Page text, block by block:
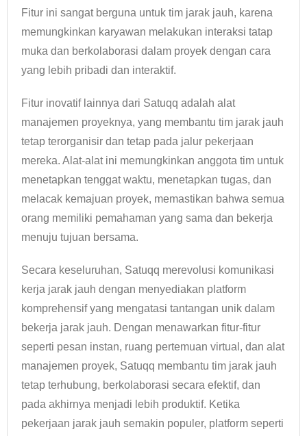
Fitur ini sangat berguna untuk tim jarak jauh, karena
memungkinkan karyawan melakukan interaksi tatap
muka dan berkolaborasi dalam proyek dengan cara
yang lebih pribadi dan interaktif.
Fitur inovatif lainnya dari Satuqq adalah alat
manajemen proyeknya, yang membantu tim jarak jauh
tetap terorganisir dan tetap pada jalur pekerjaan
mereka. Alat-alat ini memungkinkan anggota tim untuk
menetapkan tenggat waktu, menetapkan tugas, dan
melacak kemajuan proyek, memastikan bahwa semua
orang memiliki pemahaman yang sama dan bekerja
menuju tujuan bersama.
Secara keseluruhan, Satuqq merevolusi komunikasi
kerja jarak jauh dengan menyediakan platform
komprehensif yang mengatasi tantangan unik dalam
bekerja jarak jauh. Dengan menawarkan fitur-fitur
seperti pesan instan, ruang pertemuan virtual, dan alat
manajemen proyek, Satuqq membantu tim jarak jauh
tetap terhubung, berkolaborasi secara efektif, dan
pada akhirnya menjadi lebih produktif. Ketika
pekerjaan jarak jauh semakin populer, platform seperti